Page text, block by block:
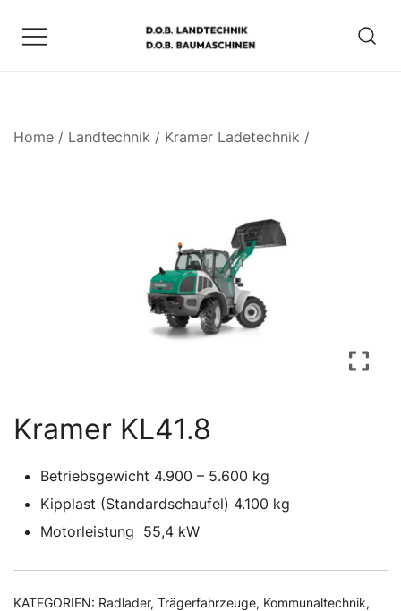
Inhalt
Home / Landtechnik / Kramer Ladetechnik /
Kramer KL41.8
Betriebsgewicht 4.900 – 5.600 kg
Kipplast (Standardschaufel) 4.100 kg
Motorleistung 55,4 kW
KATEGORIEN: Radlader, Trägerfahrzeuge, Kommunaltechnik,